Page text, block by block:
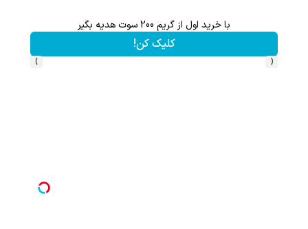
با خرید اول از گریم 200 سوت هدیه بگیر
کلیک کن!
‹
›